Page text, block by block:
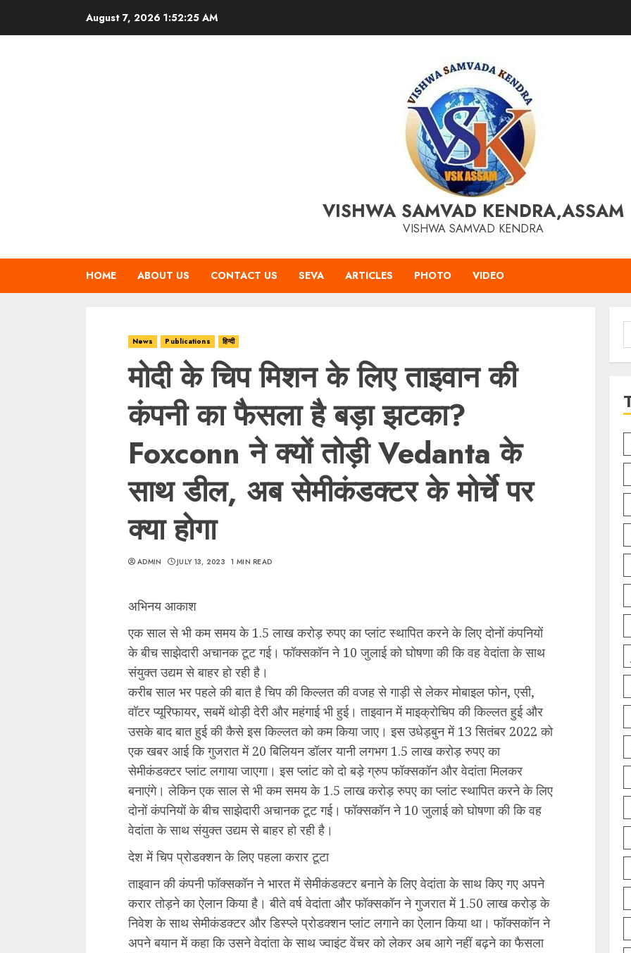
August 7, 2026 1:52:26 AM
VISHWA SAMVAD KENDRA,ASSAM
VISHWA SAMVAD KENDRA
HOME ABOUT US CONTACT US SEVA ARTICLES PHOTO VIDEO
News Publications हिन्दी
मोदी के चिप मिशन के लिए ताइवान की
कंपनी का फैसला है बड़ा झटका?
Foxconn ने क्यों तोड़ी Vedanta के
साथ डील, अब सेमीकंडक्टर के मोर्चे पर
क्या होगा
ADMIN JULY 13, 2023 1 MIN READ
अभिनय आकाश
एक साल से भी कम समय के 1.5 लाख करोड़ रुपए का प्लांट स्थापित करने के लिए दोनों कंपनियों
के बीच साझेदारी अचानक टूट गई। फॉक्सकॉन ने 10 जुलाई को घोषणा की कि वह वेदांता के साथ
संयुक्त उद्यम से बाहर हो रही है।
करीब साल भर पहले की बात है चिप की किल्लत की वजह से गाड़ी से लेकर मोबाइल फोन, एसी,
वॉटर प्यूरिफायर, सबमें थोड़ी देरी और महंगाई भी हुई। ताइवान में माइक्रोचिप की किल्लत हुई और
उसके बाद बात हुई की कैसे इस किल्लत को कम किया जाए। इस उधेड़बुन में 13 सितंबर 2022 को
एक खबर आई कि गुजरात में 20 बिलियन डॉलर यानी लगभग 1.5 लाख करोड़ रुपए का
सेमीकंडक्टर प्लांट लगाया जाएगा। इस प्लांट को दो बड़े ग्रुप फॉक्सकॉन और वेदांता मिलकर
बनाएंगे। लेकिन एक साल से भी कम समय के 1.5 लाख करोड़ रुपए का प्लांट स्थापित करने के लिए
दोनों कंपनियों के बीच साझेदारी अचानक टूट गई। फॉक्सकॉन ने 10 जुलाई को घोषणा की कि वह
वेदांता के साथ संयुक्त उद्यम से बाहर हो रही है।
देश में चिप प्रोडक्शन के लिए पहला करार टूटा
ताइवान की कंपनी फॉक्सकॉन ने भारत में सेमीकंडक्टर बनाने के लिए वेदांता के साथ किए गए अपने
करार तोड़ने का ऐलान किया है। बीते वर्ष वेदांता और फॉक्सकॉन ने गुजरात में 1.50 लाख करोड़ के
निवेश के साथ सेमीकंडक्टर और डिस्प्ले प्रोडक्शन प्लांट लगाने का ऐलान किया था। फॉक्सकॉन ने
अपने बयान में कहा कि उसने वेदांता के साथ ज्वाइंट वेंचर को लेकर अब आगे नहीं बढ़ने का फैसला